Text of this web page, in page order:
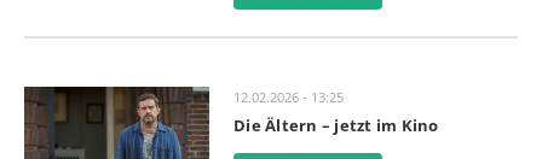
12.02.2026 - 13:25
Die Ältern – jetzt im Kino